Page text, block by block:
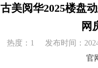
古美阅华2025楼盘
网
热度：1 发布时间：
官